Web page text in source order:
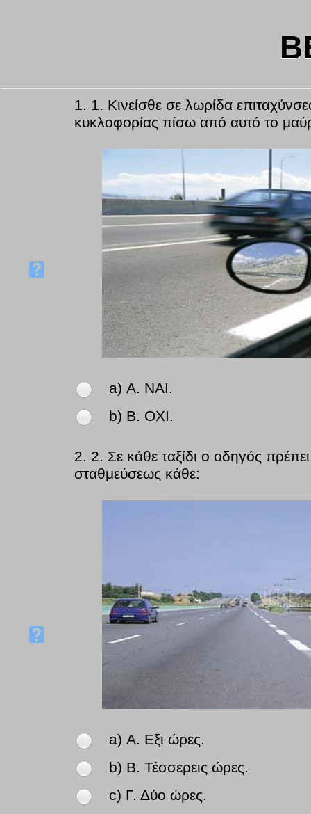
1. 1. Κινείσθε σε λωρίδα
κυκλοφορίας πίσω από αυτό το
a) Α. ΝΑΙ.
b) Β. ΟΧΙ.
2. 2. Σε κάθε ταξίδι ο οδηγός
σταθμεύσεως κάθε:
a) Α. Εξι ώρες.
b) Β. Τέσσερεις ώρες.
c) Γ. Δύο ώρες.